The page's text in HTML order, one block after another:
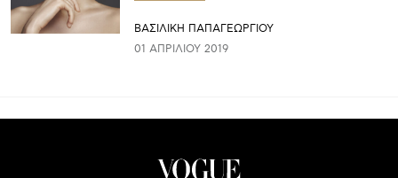
ΒΑΣΙΛΙΚΗ ΠΑΠΑΓΕΩΡΓΙΟΥ
01 ΑΠΡΙΛΊΟΥ 2019